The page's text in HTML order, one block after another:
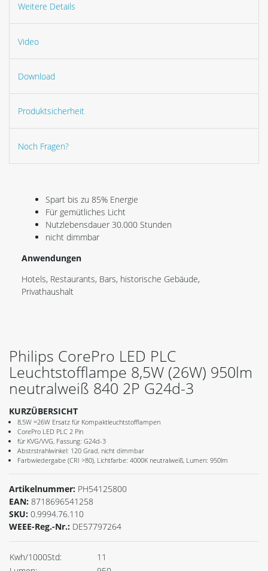
Weitere Details
Video
Download
Produktsicherheit
Noch Fragen?
Spart bis zu 85% Energie
Für gemütliches Licht
Nutzlebensdauer 30.000 Stunden
nicht dimmbar
Anwendungen
Hotels, Restaurants, Bars, historische Gebäude,
Privathaushalt
Philips CorePro LED PLC
Leuchtstofflampe 8,5W (26W) 950lm
neutralweiß 840 2P G24d-3
KURZÜBERSICHT
8,5W =26W Ersatz für Kompaktleuchtstofflampen
CorePro LED PLC 2 Pin
für KVG/VVG, Fassung: G24d-3
Abstrstrahlwinkel: 120 Grad, nicht dimmbar
Farbwiedergabe (CRI >80), Lichtfarbe: 4000K neutralweiß, Lumen: 950lm
Artikelnummer: PH54125800
EAN: 8718696541258
SKU: 0.9994.76.110
WEEE-Reg.-Nr.: DE57797264
Kwh/1000Std:
11